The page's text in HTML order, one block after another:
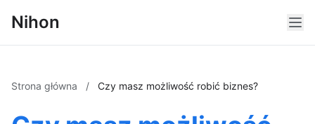
Nihon
Strona główna / Czy masz możliwość robić biznes?